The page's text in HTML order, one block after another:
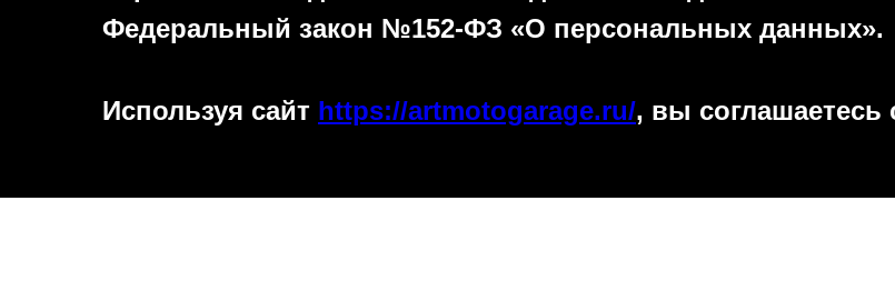
Федеральный закон №152-ФЗ «О персональных данных».
Используя сайт https://artmotogarage.ru/, вы соглашаетесь